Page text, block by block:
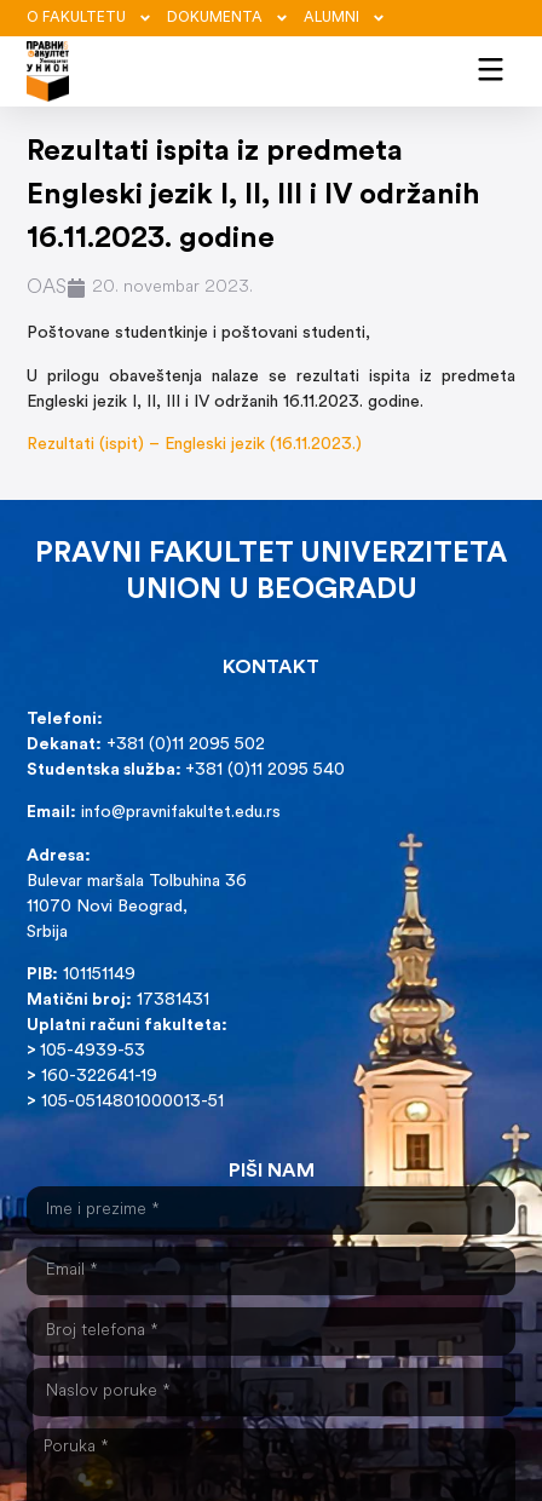
O FAKULTETU DOKUMENTA ALUMNI
Rezultati ispita iz predmeta
Engleski jezik I, II, III i IV održanih
16.11.2023. godine
OAS 20. novembar 2023.
Poštovane studentkinje i poštovani studenti,
U prilogu obaveštenja nalaze se rezultati ispita iz predmeta
Engleski jezik I, II, III i IV održanih 16.11.2023. godine.
Rezultati (ispit) – Engleski jezik (16.11.2023.)
PRAVNI FAKULTET UNIVERZITETA
UNION U BEOGRADU
KONTAKT
Telefoni:
Dekanat: +381 (0)11 2095 502
Studentska služba: +381 (0)11 2095 540
Email: info@pravnifakultet.edu.rs
Adresa:
Bulevar maršala Tolbuhina 36
11070 Novi Beograd,
Srbija
PIB: 101151149
Matični broj: 17381431
Uplatni računi fakulteta:
>105-4939-53
> 160-322641-19
> 105-0514801000013-51
PIŠI NAM